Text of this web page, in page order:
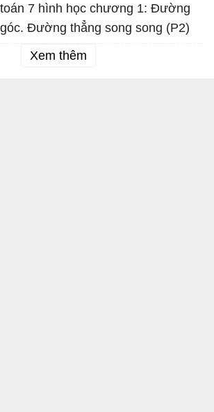
7 hình học chương 1: Đường
Đường thẳng song song (P2)
Xem thêm